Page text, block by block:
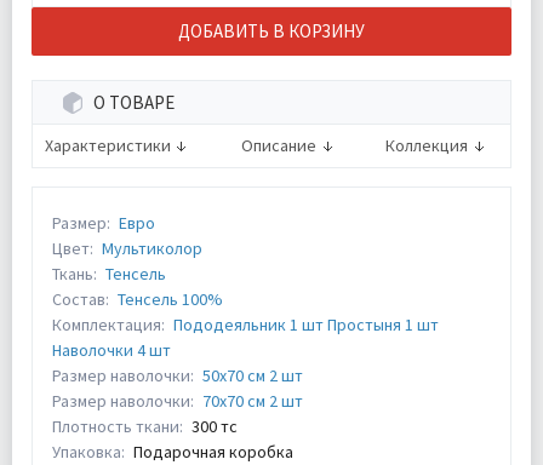
ДОБАВИТЬ В КОРЗИНУ
О ТОВАРЕ
Характеристики Описание Коллекция
Размер: Евро
Цвет: Мультиколор
Ткань: Тенсель
Состав: Тенсель 100%
Комплектация: Пододеяльник 1 шт Простыня 1 шт
Наволочки 4 шт
Размер наволочки: 50х70 см 2 шт
Размер наволочки: 70х70 см 2 шт
Плотность ткани: 300 тс
Упаковка: Подарочная коробка